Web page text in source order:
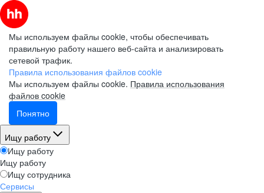
Мы используем файлы cookie, чтобы обеспечивать
правильную работу нашего веб-сайта и анализировать
сетевой трафик.
Правила использования файлов cookie
Мы используем файлы cookie. Правила использования
файлов cookie
Понятно
Ищу работу
Ищу работу
Ищу работу
Ищу сотрудника
Сервисы